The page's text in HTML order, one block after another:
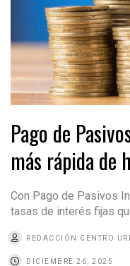
Pago de
más rápida de
Con Pago de Pasivos
tasas de interés fijas
REDACCIÓN CENTRO
DICIEMBRE 26, 2025